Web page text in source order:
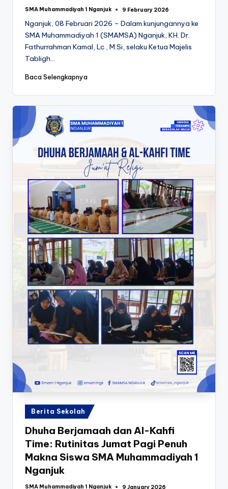
Posted
SMA Muhammadiyah 1 Nganjuk 9 February 2026
Nganjuk, 08 Februari 2026 – Dalam kunjungannya ke
SMA Muhammadiyah 1 (SMAMSA) Nganjuk, KH. Dr.
Fathurrahman Kamal, Lc., M.Si, selaku Ketua Majelis
Tabligh…
Baca Selengkapnya
Posted
in
Berita Sekolah
Dhuha Berjamaah dan Al-Kahfi
Time: Rutinitas Jumat Pagi Penuh
Makna Siswa SMA Muhammadiyah 1
Nganjuk
SMA Muhammadiyah 1 Nganjuk 9 January 2026